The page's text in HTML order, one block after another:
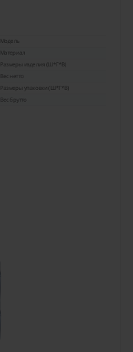
Модель
Материал
Размеры изделия (Ш*Г*В)
Вес нетто
Размеры упаковки (Ш*Г*В)
Вес брутто